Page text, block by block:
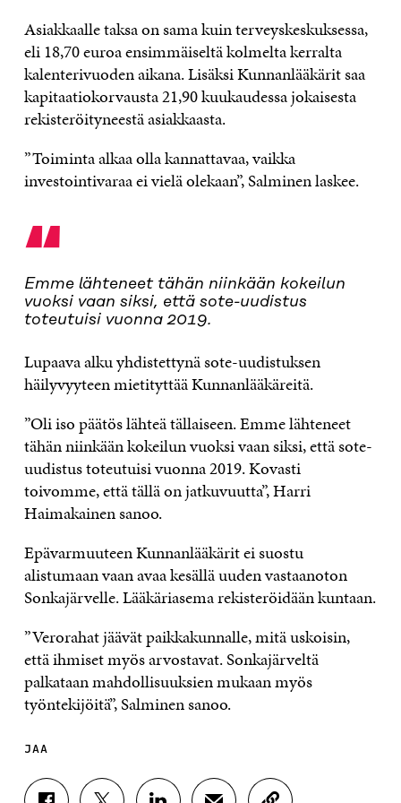
Asiakkaalle taksa on sama kuin terveyskeskuksessa,
eli 18,70 euroa ensimmäiseltä kolmelta kerralta
kalenterivuoden aikana. Lisäksi Kunnanlääkärit saa
kapitaatiokorvausta 21,90 kuukaudessa jokaisesta
rekisteröityneestä asiakkaasta.
”Toiminta alkaa olla kannattavaa, vaikka
investointivaraa ei vielä olekaan”, Salminen laskee.
“
Emme lähteneet tähän niinkään kokeilun
vuoksi vaan siksi, että sote-uudistus
toteutuisi vuonna 2019.
Lupaava alku yhdistettynä sote-uudistuksen
häilyvyyteen mietityttää Kunnanlääkäreitä.
”Oli iso päätös lähteä tällaiseen. Emme lähteneet
tähän niinkään kokeilun vuoksi vaan siksi, että sote-
uudistus toteutuisi vuonna 2019. Kovasti
toivomme, että tällä on jatkuvuutta”, Harri
Haimakainen sanoo.
Epävarmuuteen Kunnanlääkärit ei suostu
alistumaan vaan avaa kesällä uuden vastaanoton
Sonkajärvelle. Lääkäriasema rekisteröidään kuntaan.
”Verorahat jäävät paikkakunnalle, mitä uskoisin,
että ihmiset myös arvostavat. Sonkajärveltä
palkataan mahdollisuuksien mukaan myös
työntekijöitä”, Salminen sanoo.
JAA